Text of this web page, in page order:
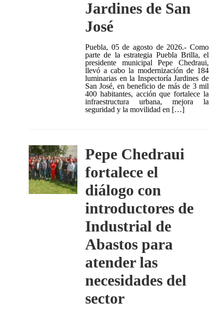
Jardines de San
José
Puebla, 05 de agosto de 2026.- Como
parte de la estrategia Puebla Brilla, el
presidente municipal Pepe Chedraui,
llevó a cabo la modernización de 184
luminarias en la Inspectoría Jardines de
San José, en beneficio de más de 3 mil
400 habitantes, acción que fortalece la
infraestructura urbana, mejora la
seguridad y la movilidad en […]
Pepe Chedraui
fortalece el
diálogo con
introductores de
Industrial de
Abastos para
atender las
necesidades del
sector